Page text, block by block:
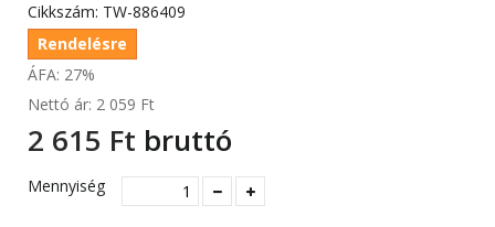
Cikkszám: TW-886409
Rendelésre
ÁFA: 27%
Nettó ár: 2 059 Ft‎
2 615 Ft‎ bruttó
Mennyiség